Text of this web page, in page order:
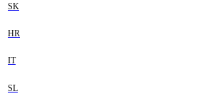
SK
HR
IT
SL